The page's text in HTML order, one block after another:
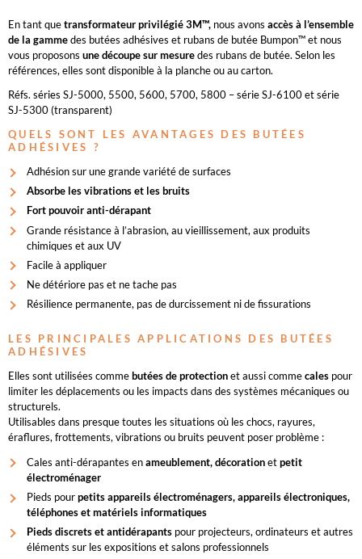
En tant quetransformateur privilégié 3M™, nous avons accès à l’ensemble
de la gammedes butées adhésives et rubans de butée Bumpon™ et nous
vous proposons une découpe sur mesuredes rubans de butée. Selon les
références, elles sont disponible à la planche ou au carton.
Réfs. séries SJ-5000, 5500, 5600, 5700, 5800 – série SJ-6100 et série
SJ-5300 (transparent)
QUELS SONT LES AVANTAGES DES BUTÉES
ADHÉSIVES ?
Adhésion sur une grande variété de surfaces
Absorbe les vibrations et les bruits
Fort pouvoir anti-dérapant
Grande résistance à l’abrasion, au vieillissement, aux produits
chimiques et aux UV
Facile à appliquer
Ne détériore pas et ne tache pas
Résilience permanente, pas de durcissement ni de fissurations
LES PRINCIPALES APPLICATIONS DES BUTÉES
ADHÉSIVES
Elles sont utilisées commebutées de protectionet aussi commecales pour
limiter les déplacements ou les impacts dans des systèmes mécaniques ou
structurels.
Utilisables dans presque toutes les situations où les chocs, rayures,
éraflures, frottements, vibrations ou bruits peuvent poser problème :
Cales anti-dérapantes enameublement, décorationetpetit
électroménager
Pieds pourpetits appareils électroménagers, appareils électroniques,
téléphones et matériels informatiques
Pieds discrets et antidérapants pour projecteurs, ordinateurs et autres
éléments sur les expositions et salons professionnels